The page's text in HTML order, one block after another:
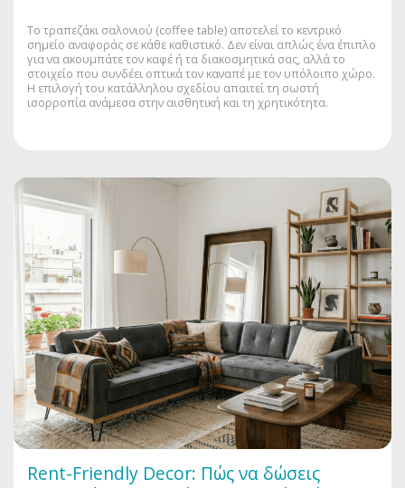
Το τραπεζάκι σαλονιού (coffee table) αποτελεί το κεντρικό
σημείο αναφοράς σε κάθε καθιστικό. Δεν είναι απλώς ένα έπιπλο
για να ακουμπάτε τον καφέ ή τα διακοσμητικά σας, αλλά το
στοιχείο που συνδέει οπτικά τον καναπέ με τον υπόλοιπο χώρο.
Η επιλογή του κατάλληλου σχεδίου απαιτεί τη σωστή
ισορροπία ανάμεσα στην αισθητική και τη χρητικότητα.
Rent-Friendly Decor: Πώς να δώσεις